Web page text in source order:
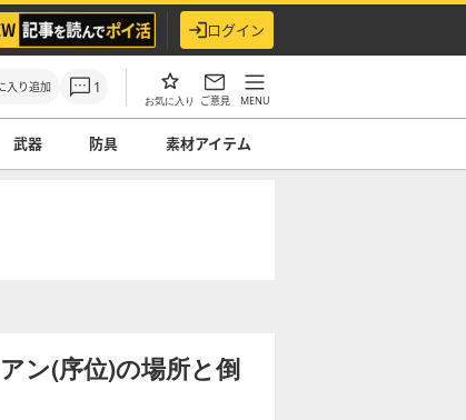
ログイン
入り追加 1
お気に入り ご意見 MENU
武器 防具 素材アイテム
ン(序位)の場所と倒